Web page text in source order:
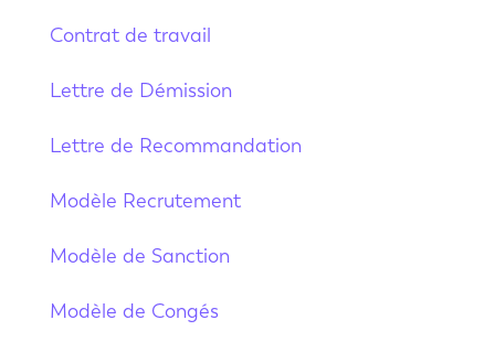
Contrat de travail
Lettre de Démission
Lettre de Recommandation
Modèle Recrutement
Modèle de Sanction
Modèle de Congés